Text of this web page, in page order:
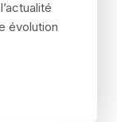
évolution